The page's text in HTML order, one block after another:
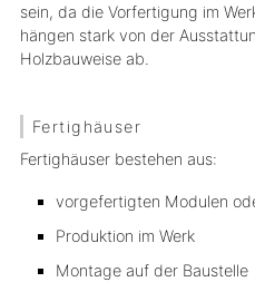
sein, da die Vorfertigung im
hängen stark von der
Holzbauweise ab.
Fertighäuser
Fertighäuser bestehen aus:
vorgefertigten Modulen
Produktion im Werk
Montage auf der Baustelle